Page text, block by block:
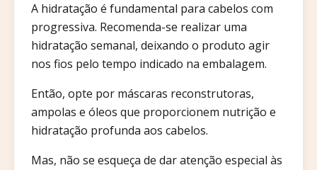
A hidratação é fundamental para cabelos com
progressiva. Recomenda-se realizar uma
hidratação semanal, deixando o produto agir
nos fios pelo tempo indicado na embalagem.
Então, opte por máscaras reconstrutoras,
ampolas e óleos que proporcionem nutrição e
hidratação profunda aos cabelos.
Mas, não se esqueça de dar atenção especial às